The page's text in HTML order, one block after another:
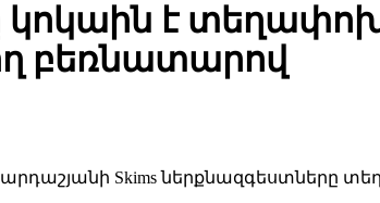
է
բեռնատարով